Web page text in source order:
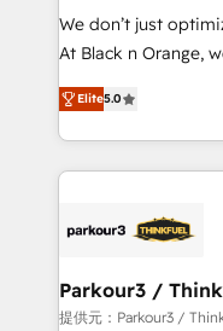
Développement des
métiers ⚙️ Configuration de la plateforme HubSpot
Book Process &
Formations des
We don’t just
At Black n Orange,
Marketing with our
BOOMS and
combination that
businesses worldwide. As Elite HubSpot
strategies that
companies scale faster and
Demand generation for all
Elite5.0
Parkour3 /
提供元：Parkour3 /